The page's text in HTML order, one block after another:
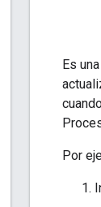
Es
Por